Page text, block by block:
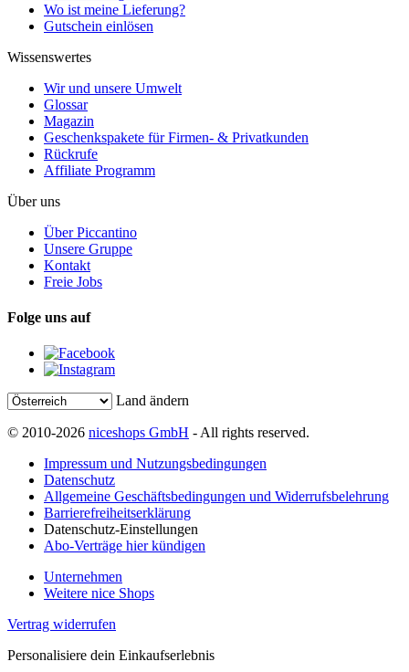
Wo ist meine Lieferung?
Gutschein einlösen
Wissenswertes
Wir und unsere Umwelt
Glossar
Magazin
Geschenkspakete für Firmen- & Privatkunden
Rückrufe
Affiliate Programm
Über uns
Über Piccantino
Unsere Gruppe
Kontakt
Freie Jobs
Folge uns auf
Land ändern
© 2010-2026 niceshops GmbH - All rights reserved.
Impressum und Nutzungsbedingungen
Datenschutz
Allgemeine Geschäftsbedingungen und Widerrufsbelehrung
Barrierefreiheitserklärung
Datenschutz-Einstellungen
Abo-Verträge hier kündigen
Unternehmen
Weitere nice Shops
Vertrag widerrufen
Personalisiere dein Einkaufserlebnis